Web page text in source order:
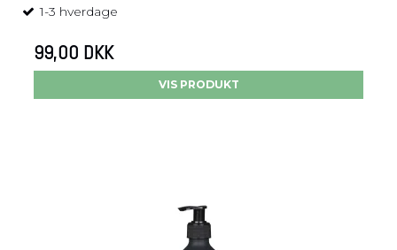
1-3 hverdage
99,00 DKK
VIS PRODUKT